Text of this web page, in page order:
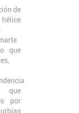
de
que
por